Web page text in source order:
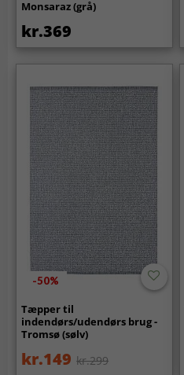
Monsaraz (grå)
kr.369
-50%
Tæpper til
indendørs/udendørs brug -
Tromsø (sølv)
kr.149 kr.299